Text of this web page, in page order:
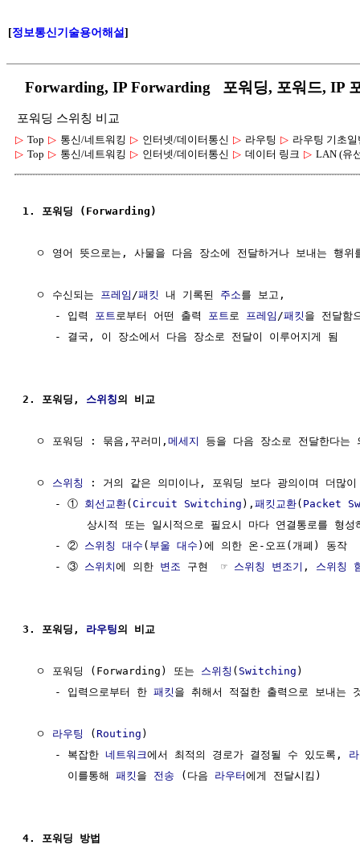
[정보통신기술용어해설]
Forwarding, IP Forwarding 포워딩, 포워드, IP
포워딩 스위칭 비교
▷ Top ▷ 통신/네트워킹 ▷ 인터넷/데이터통신 ▷ 라우팅 ▷ 라우팅 기초일
▷ Top ▷ 통신/네트워킹 ▷ 인터넷/데이터통신 ▷ 데이터 링크 ▷ LAN (유
1. 포워딩 (Forwarding)
ㅇ 영어 뜻으로는, 사물을 다음 장소에 전달하거나 보내는 행위
  ㅇ 수신되는
프레임 /패킷 내 기록된 주소를 보고,
     - 입력
포트 로부터 어떤 출력 포트 로 프레임 /패킷 을 전달함
     - 결국, 이 장소에서 다음 장소로 전달이 이루어지게 됨
2. 포워딩, 스위칭의 비교
  ㅇ 포워딩 : 묶음,꾸러미,
메세지 등을 다음 장소로 전달한다는
  ㅇ
스위칭
: 거의 같은 의미이나, 포워딩 보다 광의이며 더많이
     - ①
회선교환(Circuit Switching ), 패킷교환( Packet
상시적 또는 일시적으로 필요시 마다 연결통로를 형성
     - ②
스위칭 대수 ( 부울 대수 )에 의한 온-오프(개폐) 동
     - ③
스위치에 의한 변조 구현  ☞ 스위칭 변조기 , 스위칭
3. 포워딩, 라우팅의 비교
  ㅇ 포워딩 (Forwarding) 또는
스위칭 ( Switching )
     - 입력으로부터 한
패킷 을 취해서 적절한 출력으로 보내는
  ㅇ
라우팅 (Routing )
     - 복잡한
네트워크에서 최적의 경로가 결정될 수 있도록,
       이를통해
패킷 을 전송 (다음 라우터에게 전달시킴)
4. 포워딩 방법